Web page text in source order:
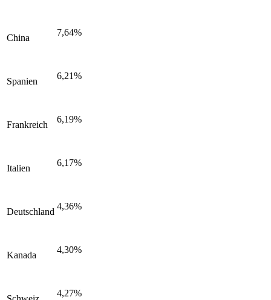
China
7,64%
Spanien
6,21%
Frankreich
6,19%
Italien
6,17%
Deutschland
4,36%
Kanada
4,30%
4,27%